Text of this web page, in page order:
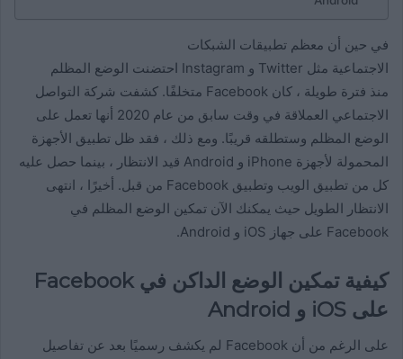
في حين أن معظم تطبيقات الشبكات
الاجتماعية مثل Twitter و Instagram احتضنت الوضع المظلم
منذ فترة طويلة ، كان Facebook متخلفًا. كشفت شركة التواصل
الاجتماعي العملاقة في وقت سابق من عام 2020 أنها تعمل على
الوضع المظلم وستطلقه قريبًا. ومع ذلك ، فقد ظل تطبيق الأجهزة
المحمولة لأجهزة iPhone و Android قيد الانتظار ، بينما حصل عليه
كل من تطبيق الويب وتطبيق Facebook من قبل. أخيرًا ، انتهى
الانتظار الطويل حيث يمكنك الآن تمكين الوضع المظلم في
Facebook على جهاز iOS و Android.
كيفية تمكين الوضع الداكن في Facebook
على iOS و Android
على الرغم من أن Facebook لم يكشف رسميًا بعد عن تفاصيل